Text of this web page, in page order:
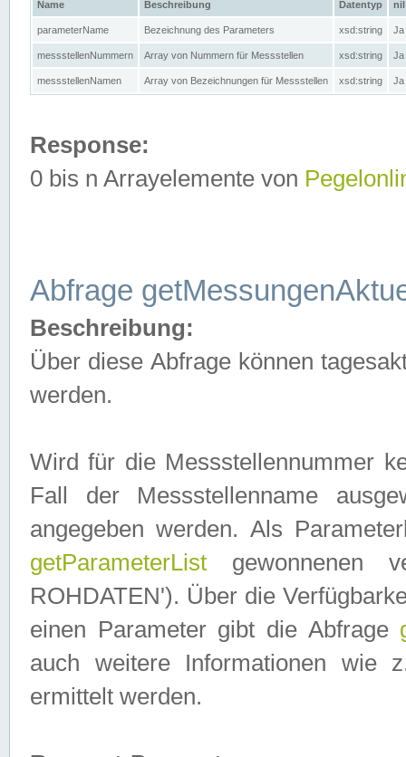
Name Beschreibung Datentyp nil
parameterName Bezeichnung des Parameters xsd:string Ja
messstellenNummern Array von Nummern für Messstellen xsd:string Ja
messstellenNamen Array von Bezeichnungen für Messstellen xsd:string Ja
Response:
0 bis n Arrayelemente von
Abfrage
Beschreibung:
Über diese Abfrage können
werden.
Wird für die Messstellennummer
Fall der Messstellenname
angegeben werden. Als
getParameterList gewonnenen
ROHDATEN'). Über die
einen Parameter gibt die Abfrage
auch weitere Informationen wie
ermittelt werden.